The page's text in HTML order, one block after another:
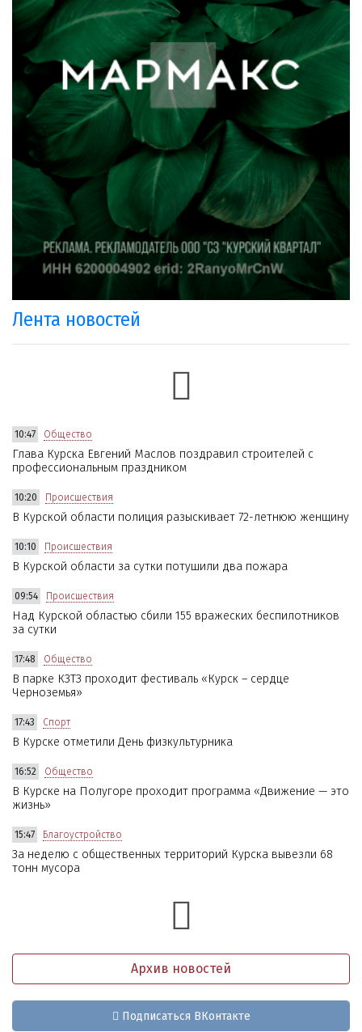
Лента новостей
10:47 Общество
Глава Курска Евгений Маслов поздравил строителей с
профессиональным праздником
10:20 Происшествия
В Курской области полиция разыскивает 72-летнюю женщину
10:10 Происшествия
В Курской области за сутки потушили два пожара
09:54 Происшествия
Над Курской областью сбили 155 вражеских беспилотников
за сутки
17:48 Общество
В парке КЗТЗ проходит фестиваль «Курск – сердце
Черноземья»
17:43 Спорт
В Курске отметили День физкультурника
16:52 Общество
В Курске на Полугоре проходит программа «Движение — это
жизнь»
15:47 Благоустройство
За неделю с общественных территорий Курска вывезли 68
тонн мусора
Архив новостей
Подписаться ВКонтакте